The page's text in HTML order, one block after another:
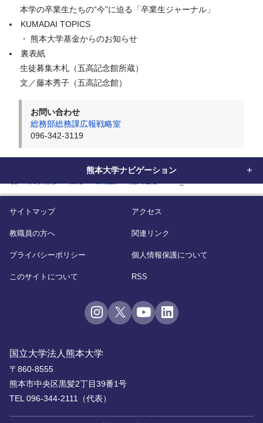
本学の卒業生たちの“今”に迫る「卒業生ジャーナル」
KUMADAI TOPICS
・ 熊本大学基金からのお知らせ
裏表紙
生徒募集木札（五高記念館所蔵）
文／藤本秀子（五高記念館）
お問い合わせ
総務部総務課広報戦略室
096-342-3119
熊本大学ナビゲーション
国立大学法人熊本大学
〒860-8555
熊本市中央区黒髪2丁目39番1号
TEL 096-344-2111（代表）
サイトマップ アクセス
教職員の方へ 関連リンク
プライバシーポリシー 個人情報保護について
このサイトについて RSS